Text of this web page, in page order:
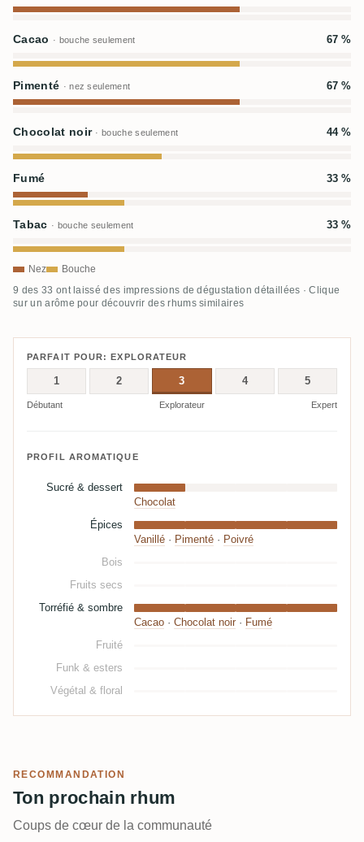
Cacao · bouche seulement 67 %
Pimenté · nez seulement 67 %
Chocolat noir · bouche seulement 44 %
Fumé 33 %
Tabac · bouche seulement 33 %
Nez Bouche
9 des 33 ont laissé des impressions de dégustation détaillées · Clique
sur un arôme pour découvrir des rhums similaires
PARFAIT POUR: EXPLORATEUR
1 2 3 4 5
Débutant Explorateur Expert
PROFIL AROMATIQUE
Sucré & dessert
Chocolat
Épices
Vanillé · Pimenté · Poivré
Bois
Fruits secs
Torréfié & sombre
Cacao · Chocolat noir · Fumé
Fruité
Funk & esters
Végétal & floral
RECOMMANDATION
Ton prochain rhum
Coups de cœur de la communauté